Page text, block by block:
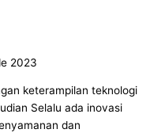
keterampilan teknologi
Selalu ada inovasi
dan